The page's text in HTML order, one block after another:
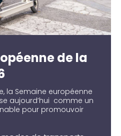
de la
la Semaine européenne
aujourd’hui comme un
pour promouvoir